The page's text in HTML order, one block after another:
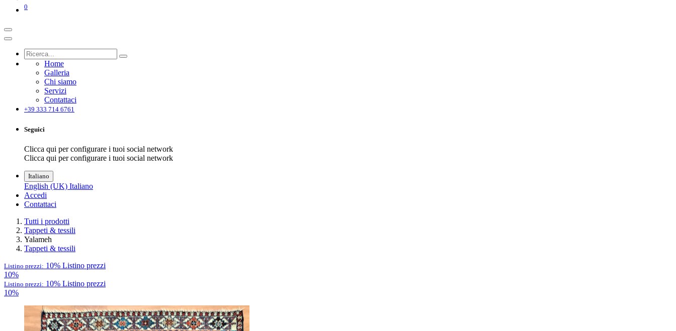
0
Home
Galleria
Chi siamo
Servizi
Contattaci
+39 333 714 6761
Seguici
Clicca qui per configurare i tuoi social network
Clicca qui per configurare i tuoi social network
Italiano
English (UK) Italiano
Accedi
Contattaci
Tutti i prodotti
Tappeti & tessili
Yalameh
Tappeti & tessili
Listino prezzi: 10% Listino prezzi
10%
Listino prezzi: 10% Listino prezzi
10%